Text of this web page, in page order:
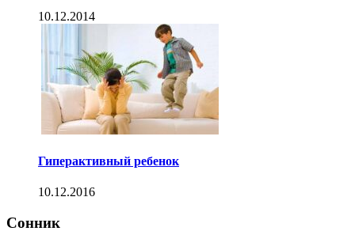
10.12.2014
Гиперактивный ребенок
10.12.2016
Сонник